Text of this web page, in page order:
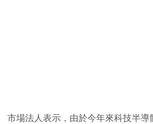
市場法人表示，由於今年來科技半導